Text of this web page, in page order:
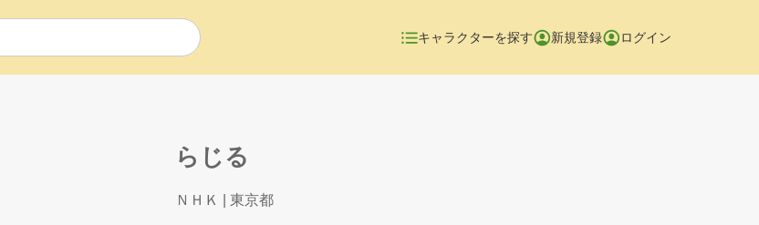
キャラクターを探す 新規登録 ログイン
らじる
ＮＨＫ | 東京都